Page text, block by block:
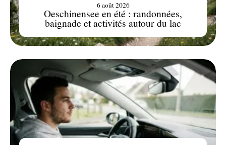
Oeschinensee en été : randonnées,
baignade et activités autour du lac
6 août 2026